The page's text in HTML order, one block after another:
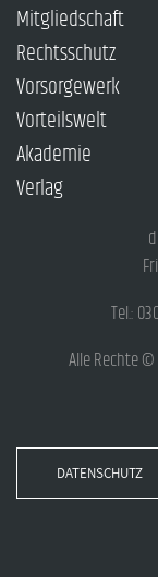
Mitgliedschaft
Rechtsschutz
Vorsorgewerk
Vorteilswelt
Akademie
Verlag
Tel.:
Alle Rechte
DATENSCHUTZ